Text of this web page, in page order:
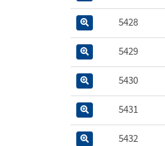
5428
5429
5430
5431
5432